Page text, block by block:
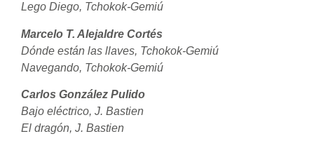
Lego Diego, Tchokok-Gemiú
Marcelo T. Alejaldre Cortés
Dónde están las llaves, Tchokok-Gemiú
Navegando, Tchokok-Gemiú
Carlos González Pulido
Bajo eléctrico, J. Bastien
El dragón, J. Bastien